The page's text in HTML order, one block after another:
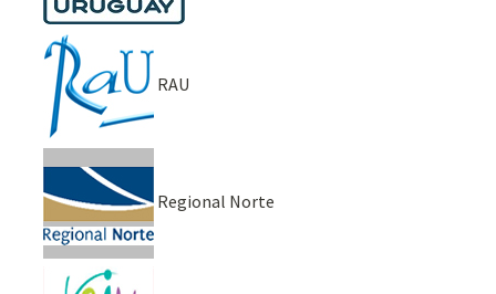
RAU
Regional Norte